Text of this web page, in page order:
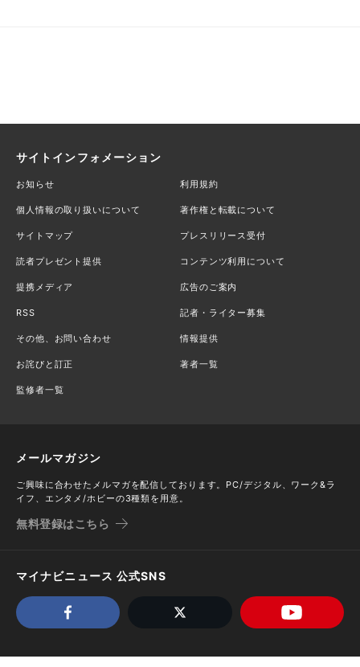
サイトインフォメーション
お知らせ 利用規約
個人情報の取り扱いについて 著作権と転載について
サイトマップ プレスリリース受付
読者プレゼント提供 コンテンツ利用について
提携メディア 広告のご案内
RSS 記者・ライター募集
その他、お問い合わせ 情報提供
お詫びと訂正 著者一覧
監修者一覧
メールマガジン
ご興味に合わせたメルマガを配信しております。PC/デジタル、ワーク&ラ
イフ、エンタメ/ホビーの3種類を用意。
無料登録はこちら
マイナビニュース 公式SNS